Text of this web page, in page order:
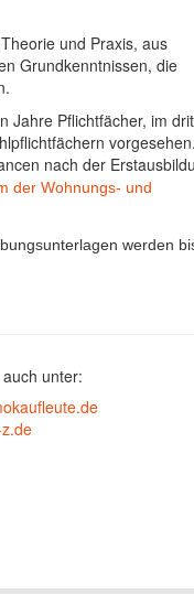
und Praxis, aus
Grundkenntnissen, die
Jahre Pflichtfächer, im
vorgesehen.
nach der
der Wohnungs- und
werden
unter: